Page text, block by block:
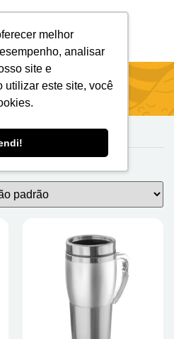
melhor
analisar
site e
utilizar este site, você